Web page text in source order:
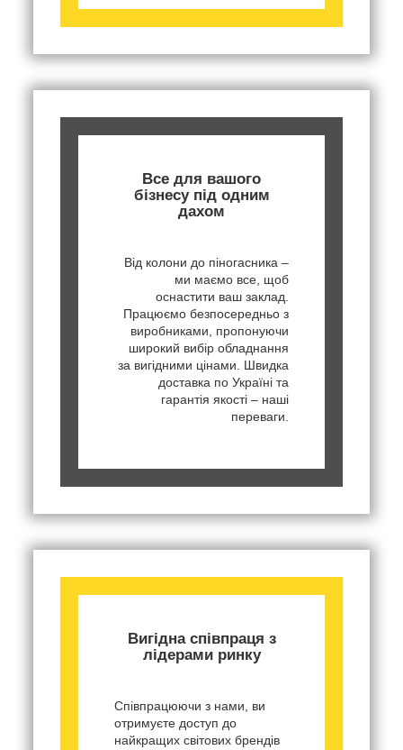
Все для вашого
бізнесу під одним
дахом
Від колони до піногасника –
ми маємо все, щоб
оснастити ваш заклад.
Працюємо безпосередньо з
виробниками, пропонуючи
широкий вибір обладнання
за вигідними цінами. Швидка
доставка по Україні та
гарантія якості – наші
переваги.
Вигідна співпраця з
лідерами ринку
Співпрацюючи з нами, ви
отримуєте доступ до
найкращих світових брендів